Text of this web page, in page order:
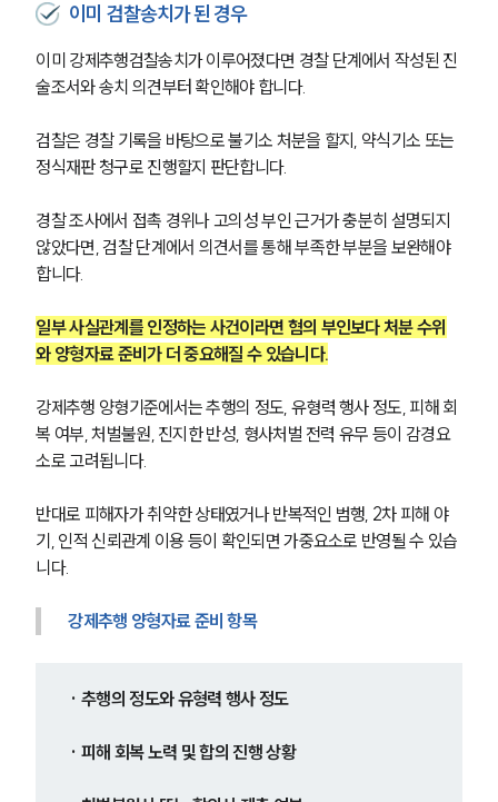
팀소개
글로벌 파트너 로펌
고객의 소리
통합검색
업무사례
사례분석/최신동향
법률정보
성범죄대응부 업무
이미 검찰송치가 된 경우
이미 강제추행검찰송치가 이루어졌다면 경찰 단계에서 작성된 진
술조서와 송치 의견부터 확인해야 합니다.
검찰은 경찰 기록을 바탕으로 불기소 처분을 할지, 약식기소 또는
정식재판 청구로 진행할지 판단합니다.
경찰 조사에서 접촉 경위나 고의성 부인 근거가 충분히 설명되지
않았다면, 검찰 단계에서 의견서를 통해 부족한 부분을 보완해야
합니다.
일부 사실관계를 인정하는 사건이라면 혐의 부인보다 처분 수위
와 양형자료 준비가 더 중요해질 수 있습니다.
강제추행 양형기준에서는 추행의 정도, 유형력 행사 정도, 피해 회
복 여부, 처벌불원, 진지한 반성, 형사처벌 전력 유무 등이 감경요
소로 고려됩니다.
반대로 피해자가 취약한 상태였거나 반복적인 범행, 2차 피해 야
기, 인적 신뢰관계 이용 등이 확인되면 가중요소로 반영될 수 있습
니다.
강제추행 양형자료 준비 항목
· 추행의 정도와 유형력 행사 정도
· 피해 회복 노력 및 합의 진행 상황